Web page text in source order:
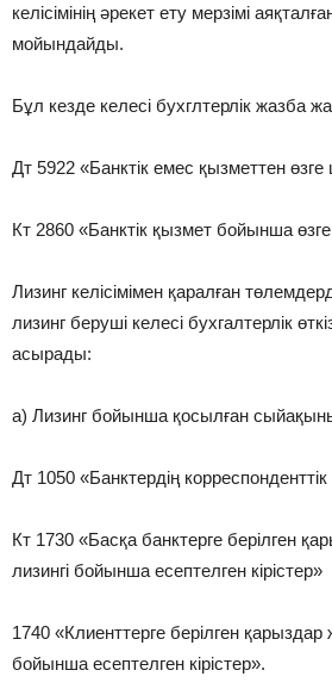
келісімінің әрекет ету мерзімі
мойындайды.
Бұл кезде келесі бухглтерлік жазба
Дт 5922 «Банктік емес қызметтен
Кт 2860 «Банктік қызмет бойынша
Лизинг келісімімен қаралған
лизинг беруші келесі бухгалтерлік
асырады:
а) Лизинг бойынша қосылған
Дт 1050 «Банктердің
Кт 1730 «Басқа банктерге берілген
лизингі бойынша есептелген кірістер»
1740 «Клиенттерге берілген қарыздар
бойынша есептелген кірістер».